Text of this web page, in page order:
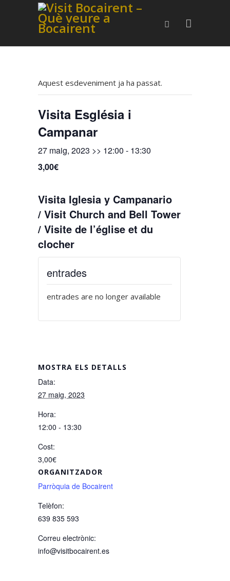
Aquest esdeveniment ja ha passat.
Visita Església i
Campanar
27 maig, 2023 >> 12:00 - 13:30
3,00€
Visita Iglesia y Campanario
/ Visit Church and Bell Tower
/ Visite de l’église et du
clocher
MOSTRA ELS DETALLS
Data:
27 maig, 2023
Hora:
12:00 - 13:30
Cost:
3,00€
ORGANITZADOR
Parròquia de Bocairent
Telèfon:
639 835 593
Correu electrònic:
info@visitbocairent.es
entrades
entrades are no longer available